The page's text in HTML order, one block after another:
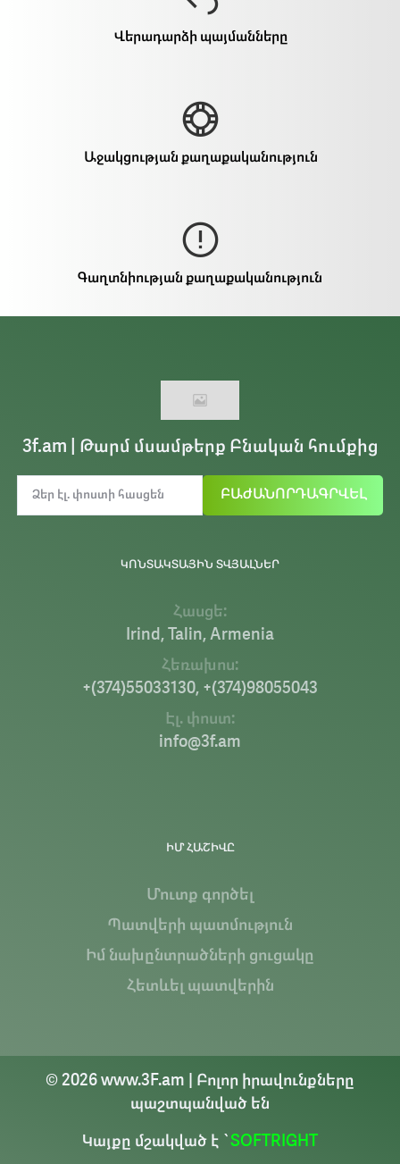
Վերադարձի պայմանները
Աջակցության քաղաքականություն
Գաղտնիության քաղաքականություն
3f.am | Թարմ մսամթերք Բնական հումքից
ԲԱԺԱՆՈՐԴԱԳՐՎԵԼ
ԿՈՆՏԱԿՏԱՅԻՆ ՏՎՅԱԼՆԵՐ
Հասցե:
Irind, Talin, Armenia
Հեռախոս:
+(374)55033130, +(374)98055043
Էլ. փոստ:
info@3f.am
ԻՄ ՀԱՇԻՎԸ
Մուտք գործել
Պատվերի պատմություն
Իմ նախընտրածների ցուցակը
Հետևել պատվերին
© 2026 www.3F.am | Բոլոր իրավունքները
պաշտպանված են
Կայքը մշակված է `SOFTRIGHT